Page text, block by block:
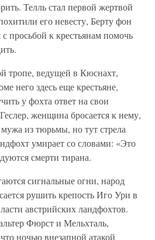
Телль стал первой жертвой
его невесту, Берту фон
просьбой к крестьянам помочь
тропе, ведущей в Кюснахт,
него здесь еще крестьяне,
у фохта ответ на свои
женщина бросается к нему,
из тюрьмы, но тут стрела
умирает со словами: «Это
смерти тирана.
сигнальные огни, народ
рушить крепость Иго Ури в
австрийских ландфохтов.
Фюрст и Мельхталь,
ночью внезапной атакой